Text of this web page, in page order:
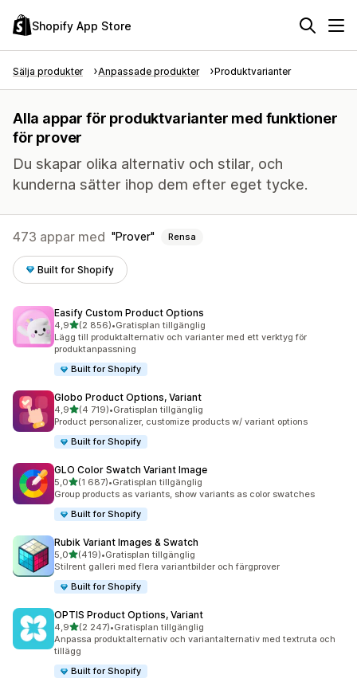
Shopify App Store
Sälja produkter Anpassade produkter Produktvarianter
Alla appar för produktvarianter med funktioner
för prover
Du skapar olika alternativ och stilar, och
kunderna sätter ihop dem efter eget tycke.
473 appar med Prover Rensa
Built for Shopify
Easify Custom Product Options
4,9av 5 stjärnor
(2 856)
2856 recensioner totalt
•Gratisplan tillgänglig
Lägg till produktalternativ och varianter med ett verktyg för
produktanpassning
Built for Shopify
Globo Product Options, Variant
4,9av 5 stjärnor
(4 719)
4719 recensioner totalt
•Gratisplan tillgänglig
Product personalizer, customize products w/ variant options
Built for Shopify
GLO Color Swatch Variant Image
5,0av 5 stjärnor
(1 687)
1687 recensioner totalt
•Gratisplan tillgänglig
Group products as variants, show variants as color swatches
Built for Shopify
Rubik Variant Images & Swatch
5,0av 5 stjärnor
(419)
419 recensioner totalt
•Gratisplan tillgänglig
Stilrent galleri med flera variantbilder och färgprover
Built for Shopify
OPTIS Product Options, Variant
4,9av 5 stjärnor
(2 247)
2247 recensioner totalt
•Gratisplan tillgänglig
Anpassa produktalternativ och variantalternativ med textruta och
tillägg
Built for Shopify